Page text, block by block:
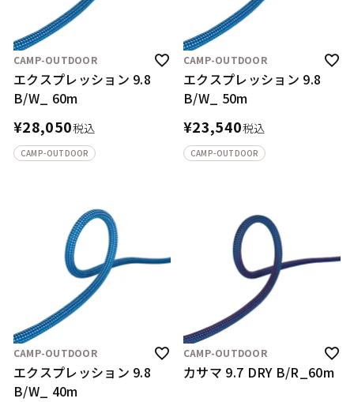
CAMP-OUTDOOR
エクスプレッション 9.8
B/W_ 60m
¥28,050税込
CAMP-OUTDOOR
CAMP-OUTDOOR
エクスプレッション 9.8
B/W_ 50m
¥23,540税込
CAMP-OUTDOOR
CAMP-OUTDOOR
エクスプレッション 9.8
B/W_ 40m
CAMP-OUTDOOR
カサマ 9.7 DRY B/R_60m